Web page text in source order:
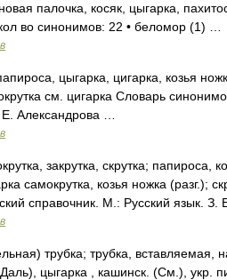
палочка, косяк, цыгарка,
во синонимов: 22 • беломор (1) …
цыгарка, цигарка, козья
см. цигарка Словарь
Александрова …
закрутка, скрутка; папироса,
самокрутка, козья ножка (разг.);
справочник. М.: Русский язык. З.
трубка; трубка, вставляемая,
цыгарка , кашинск. (См.), укр.